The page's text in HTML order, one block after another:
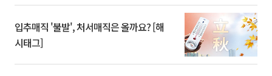
입추매직 '불발', 처서매직은 올까요? [해
시태그]